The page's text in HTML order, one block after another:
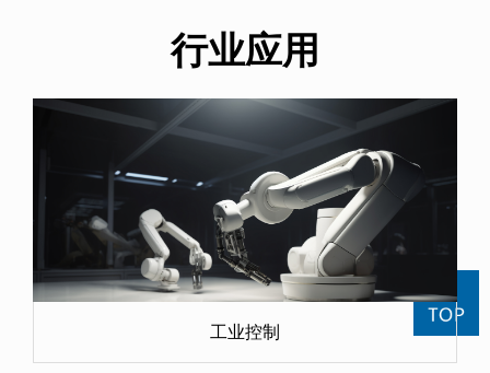
行业应用
工业控制